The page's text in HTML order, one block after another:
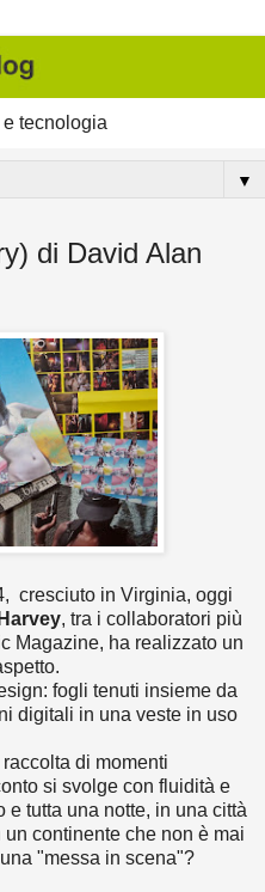
e tecnologia
▼
di David Alan
cresciuto in Virginia, oggi
, tra i collaboratori più
Magazine, ha realizzato un
fogli tenuti insieme da
digitali in una veste in uso
di momenti
si svolge con fluidità e
tutta una notte, in una città
continente che non è mai
"messa in scena"?